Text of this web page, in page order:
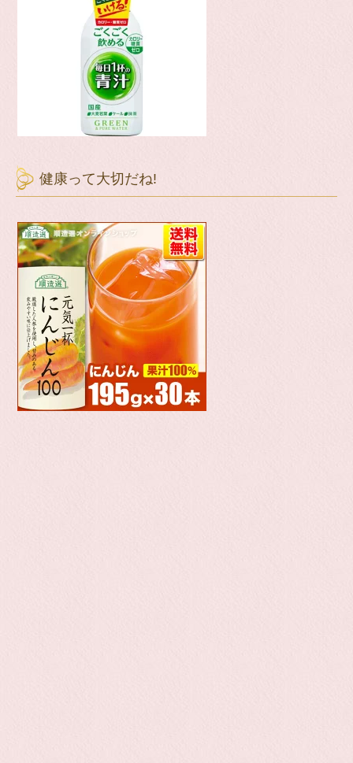
健康って大切だね!